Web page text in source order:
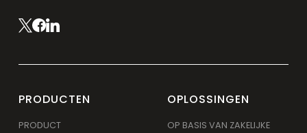
PRODUCTEN
PRODUCT
OPLOSSINGEN
OP BASIS VAN ZAKELIJKE